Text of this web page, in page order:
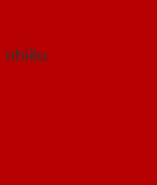
nhiều